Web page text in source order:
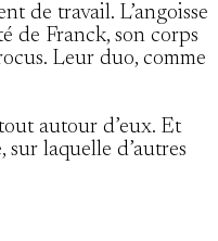
de travail. L’angoisse
de Franck, son corps
Leur duo, comme
autour d’eux. Et
laquelle d’autres